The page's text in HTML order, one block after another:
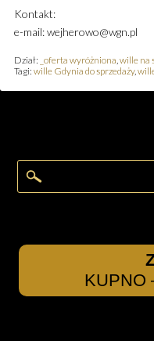
Kontakt:
e-mail: wejherowo@wgn.pl
Dział: _oferta wyróżniona,wille na
Tagi: wille Gdynia do sprzedaży,
KUPNO